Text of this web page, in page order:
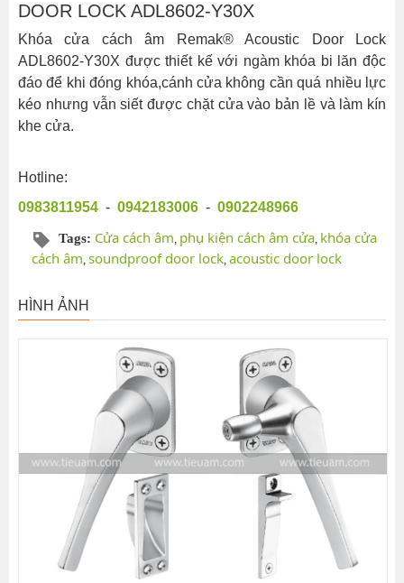
DOOR LOCK ADL8602-Y30X
Khóa cửa cách âm Remak® Acoustic Door Lock
ADL8602-Y30X được thiết kế với ngàm khóa bi lăn độc
đáo để khi đóng khóa,cánh cửa không cần quá nhiều lực
kéo nhưng vẫn siết được chặt cửa vào bản lề và làm kín
khe cửa.
Hotline:
0983811954 - 0942183006 - 0902248966
Tags: Cửa cách âm, phụ kiện cách âm cửa, khóa cửa
cách âm, soundproof door lock, acoustic door lock
HÌNH ẢNH